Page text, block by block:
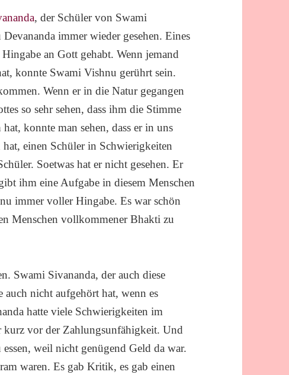
, der Schüler von Swami
immer wieder gesehen. Eines
an Gott gehabt. Wenn jemand
konnte Swami Vishnu gerührt sein.
Wenn er in die Natur gegangen
so sehr sehen, dass ihm die Stimme
konnte man sehen, dass er in uns
einen Schüler in Schwierigkeiten
Soetwas hat er nicht gesehen. Er
ihm eine Aufgabe in diesem Menschen
immer voller Hingabe. Es war schön
Menschen vollkommener Bhakti zu
Swami Sivananda, der auch diese
nicht aufgehört hat, wenn es
hatte viele Schwierigkeiten im
kurz vor der Zahlungsunfähigkeit. Und
weil nicht genügend Geld da war.
waren. Es gab Kritik, es gab einen